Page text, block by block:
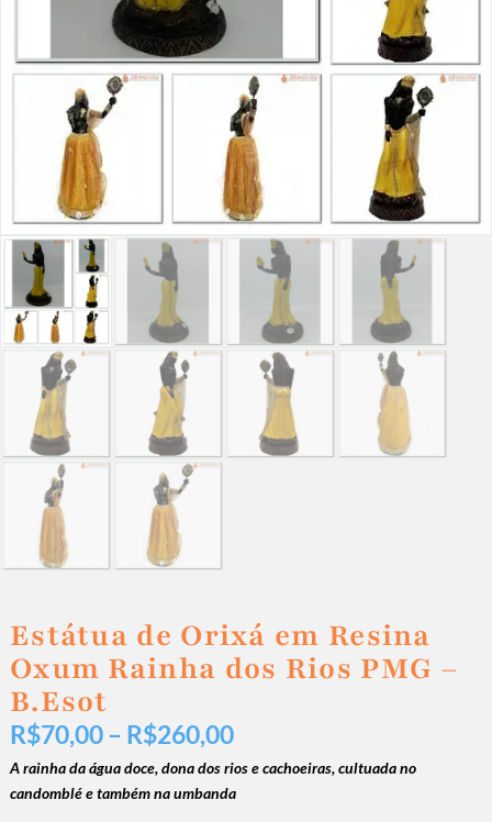
Estátua de Orixá em Resina
Oxum Rainha dos Rios PMG –
B.Esot
R$70,00 – R$260,00
A rainha da água doce, dona dos rios e cachoeiras, cultuada no
candomblé e também na umbanda